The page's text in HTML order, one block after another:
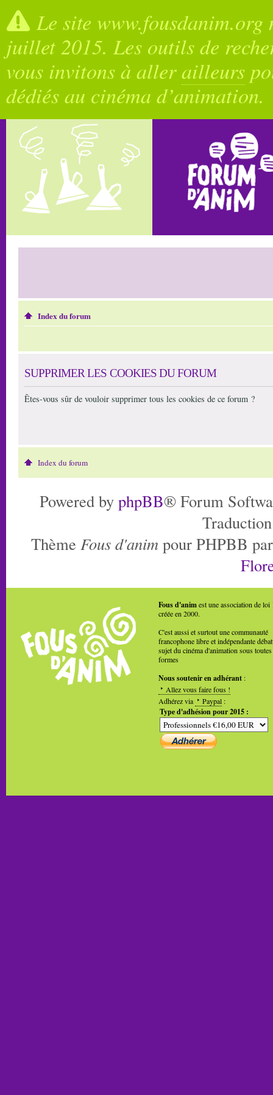
Le site
juillet 2015. Les outils de
vous invitons à allerailleurs
dédiés au cinéma d’animation.
Index du forum
SUPPRIMER LES COOKIES DU FORUM
Êtes-vous sûr de vouloir supprimer tous les cookies de ce forum ?
Index du forum
Powered by phpBB® Forum
Thème Fous d'anim pour PHPBB
Fous d'animest une association de loi
créée en 2000.
C'est aussi et surtout une communauté
francophone libre et indépendante
sujet du cinéma d'animation sous toutes
formes
Nous soutenir en adhérant :
Allez vous faire fous !
Adhérez via
Paypal :
Type d'adhésion pour 2015 :